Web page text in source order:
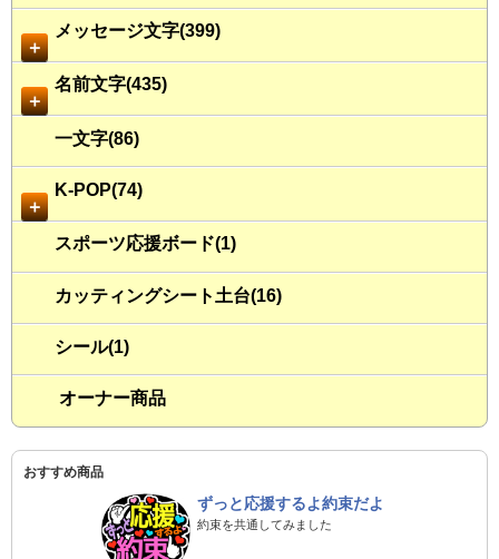
＋
メッセージ文字(399)
＋
名前文字(435)
一文字(86)
＋
K-POP(74)
スポーツ応援ボード(1)
カッティングシート土台(16)
シール(1)
オーナー商品
おすすめ商品
ずっと応援するよ約束だよ
約束を共通してみました